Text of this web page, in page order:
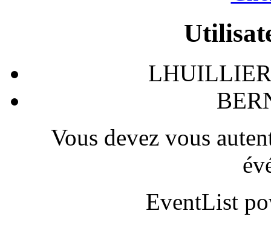
LHUILLIER
Vous devez vous
EventList